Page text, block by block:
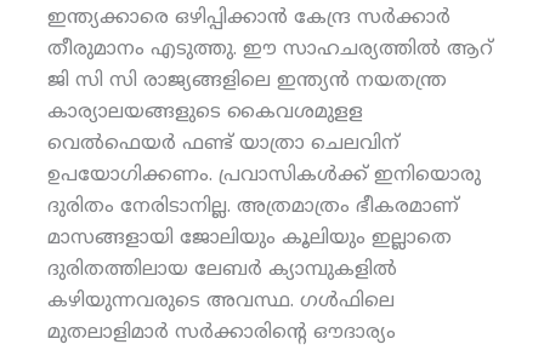
ഇന്ത്യക്കാരെ ഒഴിപ്പിക്കാന്‍ കേന്ദ്ര സര്‍ക്കാര്‍
തീരുമാനം എടുത്തു. ഈ സാഹചര്യത്തില്‍ ആറ്
ജി സി സി രാജ്യങ്ങളിലെ ഇന്ത്യന്‍ നയതന്ത്ര
കാര്യാലയങ്ങളുടെ കൈവശമുളള
വെല്‍ഫെയര്‍ ഫണ്ട് യാത്രാ ചെലവിന്
ഉപയോഗിക്കണം. പ്രവാസികള്‍ക്ക് ഇനിയൊരു
ദുരിതം നേരിടാനില്ല. അത്രമാത്രം ഭീകരമാണ്
മാസങ്ങളായി ജോലിയും കൂലിയും ഇല്ലാതെ
ദുരിതത്തിലായ ലേബര്‍ ക്യാമ്പുകളില്‍
കഴിയുന്നവരുടെ അവസ്ഥ. ഗള്‍ഫിലെ
മുതലാളിമാര്‍ സര്‍ക്കാരിന്റെ ഔദാര്യം